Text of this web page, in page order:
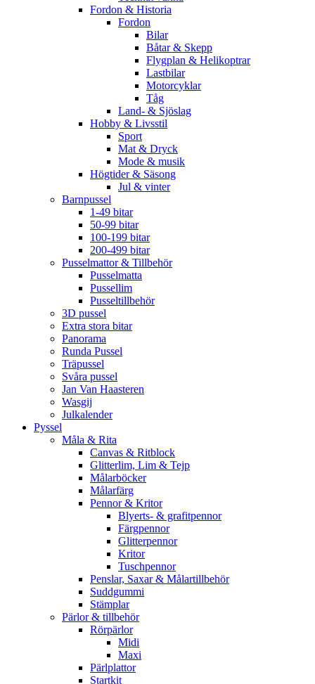
Fordon & Historia
Fordon
Bilar
Båtar & Skepp
Flygplan & Helikoptrar
Lastbilar
Motorcyklar
Tåg
Land- & Sjöslag
Hobby & Livsstil
Sport
Mat & Dryck
Mode & musik
Högtider & Säsong
Jul & vinter
Barnpussel
1-49 bitar
50-99 bitar
100-199 bitar
200-499 bitar
Pusselmattor & Tillbehör
Pusselmatta
Pussellim
Pusseltillbehör
3D pussel
Extra stora bitar
Panorama
Runda Pussel
Träpussel
Svåra pussel
Jan Van Haasteren
Wasgij
Julkalender
Pyssel
Måla & Rita
Canvas & Ritblock
Glitterlim, Lim & Tejp
Målarböcker
Målarfärg
Pennor & Kritor
Blyerts- & grafitpennor
Färgpennor
Glitterpennor
Kritor
Tuschpennor
Penslar, Saxar & Målartillbehör
Suddgummi
Stämplar
Pärlor & tillbehör
Rörpärlor
Midi
Maxi
Pärlplattor
Startkit